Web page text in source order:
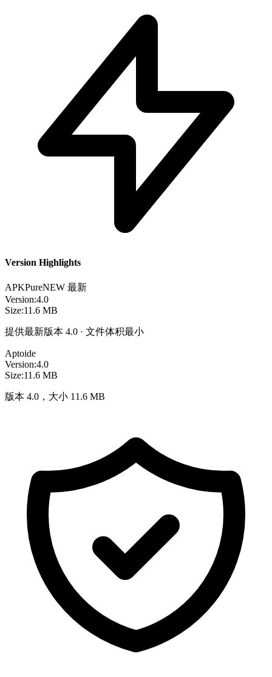
Version Highlights
APKPureNEW 最新
Version:4.0
Size:11.6 MB
提供最新版本 4.0 · 文件体积最小
Aptoide
Version:4.0
Size:11.6 MB
版本 4.0，大小 11.6 MB